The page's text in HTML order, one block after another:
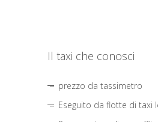
Il taxi che conosci
prezzo da tassimetro
Eseguito da flotte di taxi